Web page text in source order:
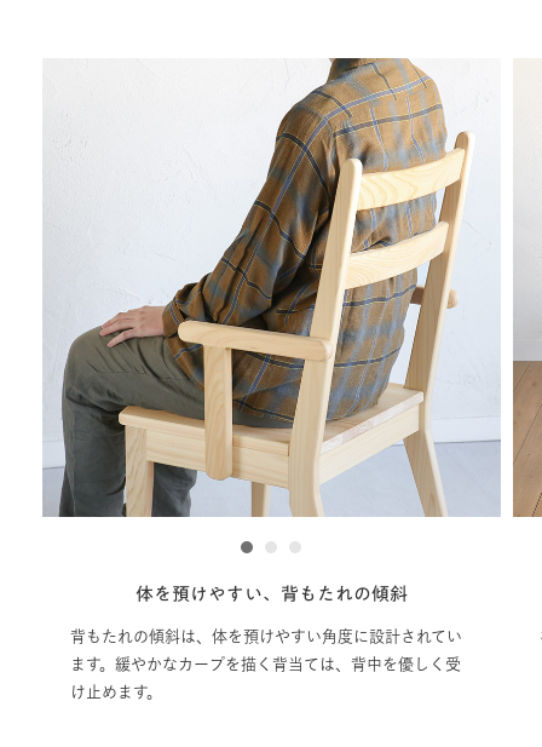
体を預けやすい、背もたれの傾斜
れの傾斜は、体を預けやすい角度に設計されてい
緩やかなカープを描く背当ては、背中を優しく受
横から眺めた
の印象に残り
1 2 3